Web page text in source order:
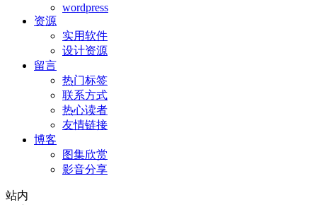
wordpress
资源
实用软件
设计资源
留言
热门标签
联系方式
热心读者
友情链接
博客
图集欣赏
影音分享
站内